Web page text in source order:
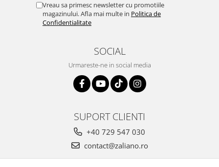
Vreau sa primesc newsletter cu promotiile
magazinului. Afla mai multe in Politica de
Confidentialitate
SOCIAL
Urmareste-ne in social media
SUPORT CLIENTI
+40 729 547 030
contact@zaliano.ro